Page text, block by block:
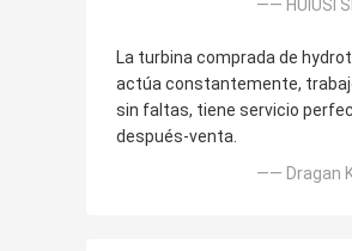
—— HUlUSI
La turbina comprada de
actúa constantemente,
sin faltas, tiene servicio
después-venta.
—— Dragan